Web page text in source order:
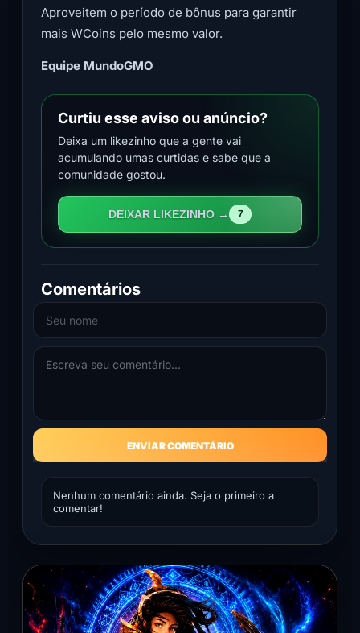
Aproveitem o período de bônus para garantir
mais WCoins pelo mesmo valor.
Equipe MundoGMO
Curtiu esse aviso ou anúncio?
Deixa um likezinho que a gente vai
acumulando umas curtidas e sabe que a
comunidade gostou.
DEIXAR LIKEZINHO → 7
Comentários
ENVIAR COMENTÁRIO
Nenhum comentário ainda. Seja o primeiro a
comentar!